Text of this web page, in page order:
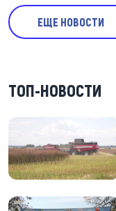
ЕЩЕ НОВОСТИ
ТОП-НОВОСТИ